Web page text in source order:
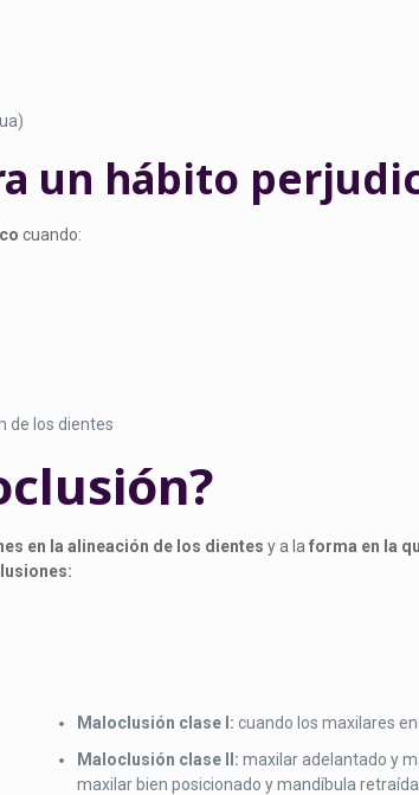
un hábito
cuando:
de los dientes
en la alineación de los dientes y a laforma en la
Maloclusión clase I: cuando los maxilares
Maloclusión clase II: maxilar adelantado y
maxilar bien posicionado y mandíbula